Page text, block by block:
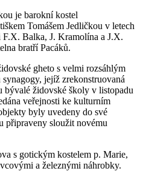
je barokní kostel
Tomášem Jedličkou v letech
F.X. Balka, J. Kramolína a J.X.
bratří Pacáků.
gheto s velmi rozsáhlým
jejíž zrekonstruovaná
bývalé židovské školy v listopadu
veřejnosti ke kulturním
byly uvedeny do své
připraveny sloužit novému
s gotickým kostelem p. Marie,
a železnými náhrobky.